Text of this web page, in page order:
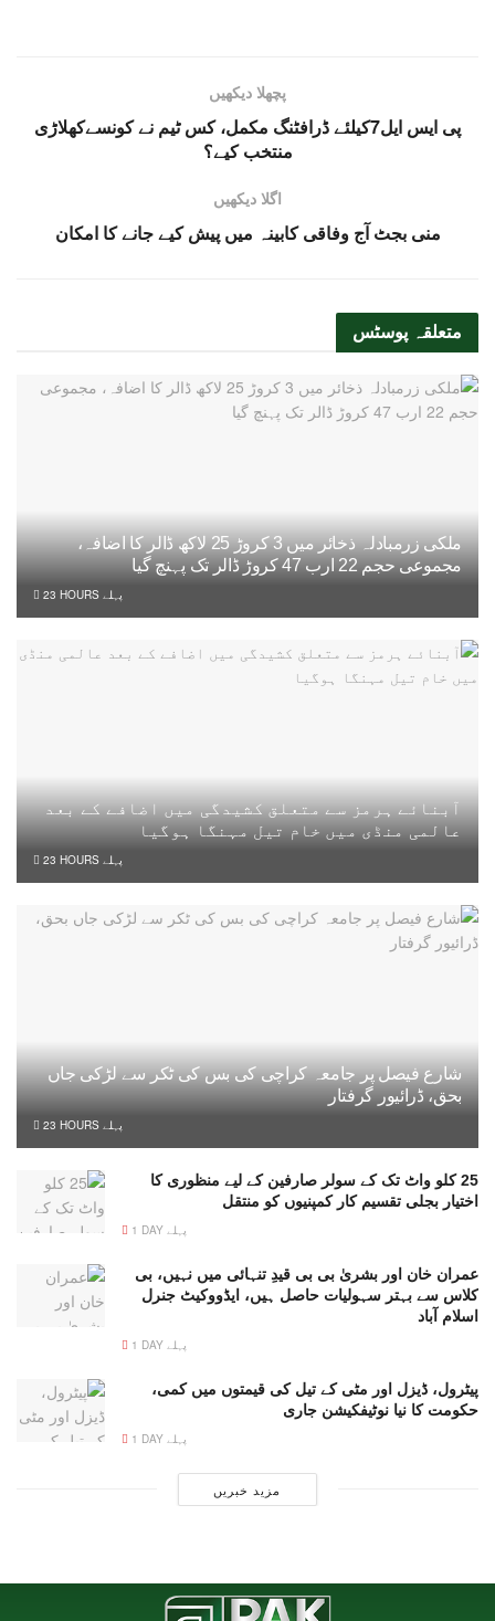
پچھلا دیکھیں
پی ایس ایل7کیلئے ڈرافٹنگ مکمل، کس ٹیم نے کونسےکھلاڑی
منتخب کیے؟
اگلا دیکھیں
منی بجٹ آج وفاقی کابینہ میں پیش کیے جانے کا امکان
متعلقہ پوسٹس
ملکی زرمبادلہ ذخائر میں 3 کروڑ 25 لاکھ ڈالر کا اضافہ،
مجموعی حجم 22 ارب 47 کروڑ ڈالر تک پہنچ گیا
23 HOURS پہلے
آبنائے ہرمز سے متعلق کشیدگی میں اضافے کے بعد
عالمی منڈی میں خام تیل مہنگا ہوگیا
23 HOURS پہلے
شارع فیصل پر جامعہ کراچی کی بس کی ٹکر سے لڑکی جاں
بحق، ڈرائیور گرفتار
23 HOURS پہلے
25 کلو واٹ تک کے سولر صارفین کے لیے منظوری کا
اختیار بجلی تقسیم کار کمپنیوں کو منتقل
1 DAY پہلے
عمران خان اور بشریٰ بی بی قیدِ تنہائی میں نہیں، بی
کلاس سے بہتر سہولیات حاصل ہیں، ایڈووکیٹ جنرل
اسلام آباد
1 DAY پہلے
پیٹرول، ڈیزل اور مٹی کے تیل کی قیمتوں میں کمی،
حکومت کا نیا نوٹیفکیشن جاری
1 DAY پہلے
مزید خبریں